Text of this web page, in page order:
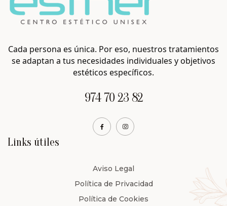
Links útiles
Aviso Legal
Política de Privacidad
Política de Cookies
Cada persona es única. Por eso, nuestros tratamientos
se adaptan a tus necesidades individuales y objetivos
estéticos específicos.
974 70 23 82